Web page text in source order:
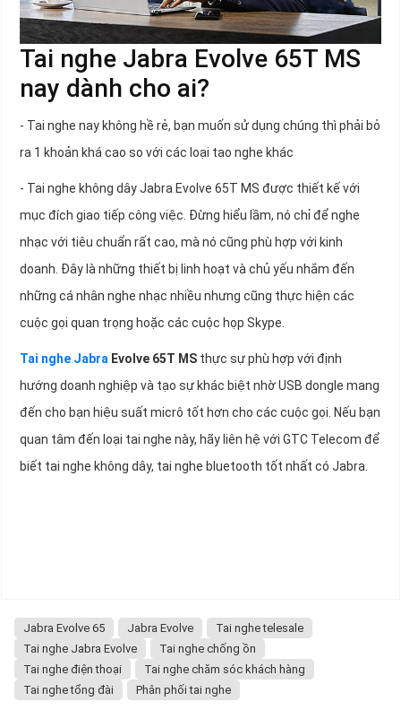
Tai nghe Jabra Evolve 65T MS
nay dành cho ai?
- Tai nghe nay không hề rẻ, bạn muốn sử dụng chúng thì phải bỏ
ra 1 khoản khá cao so với các loại tao nghe khác
- Tai nghe không dây Jabra Evolve 65T MS được thiết kế với
mục đích giao tiếp công việc. Đừng hiểu lầm, nó chỉ để nghe
nhạc với tiêu chuẩn rất cao, mà nó cũng phù hợp với kinh
doanh. Đây là những thiết bị linh hoạt và chủ yếu nhắm đến
những cá nhân nghe nhạc nhiều nhưng cũng thực hiện các
cuộc gọi quan trọng hoặc các cuộc họp Skype.
Tai nghe Jabra Evolve 65T MS thực sự phù hợp với định
hướng doanh nghiệp và tạo sự khác biệt nhờ USB dongle mang
đến cho bạn hiệu suất micrô tốt hơn cho các cuộc gọi. Nếu bạn
quan tâm đến loại tai nghe này, hãy liên hệ với GTC Telecom để
biết tai nghe không dây, tai nghe bluetooth tốt nhất có Jabra.
Jabra Evolve 65 Jabra Evolve
Tai nghe telesale
Tai nghe Jabra Evolve
Tai nghe chống ồn
Tai nghe điện thoại
Tai nghe chăm sóc khách hàng
Tai nghe tổng đài
Phân phối tai nghe